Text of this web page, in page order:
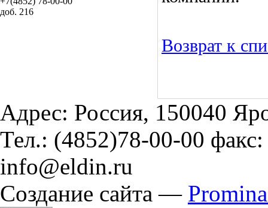
доб. 216
Возврат к
Адрес: Россия, 150040
Тел.: (4852)78-00-00
info@eldin.ru
Создание сайта —